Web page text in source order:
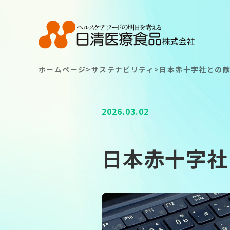
Strong Point
Strong Point
Service
Service
ホームページ>サステナビリティ > 日本赤十字社との
2026.03.02
日本赤十字